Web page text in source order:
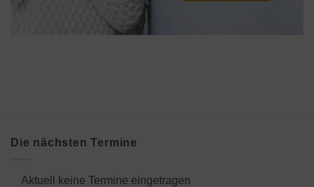
Die nächsten Termine
Aktuell keine Termine eingetragen